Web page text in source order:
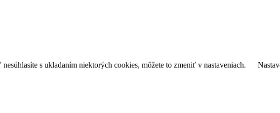
s ukladaním niektorých cookies, môžete to zmeniť v nastaveniach.